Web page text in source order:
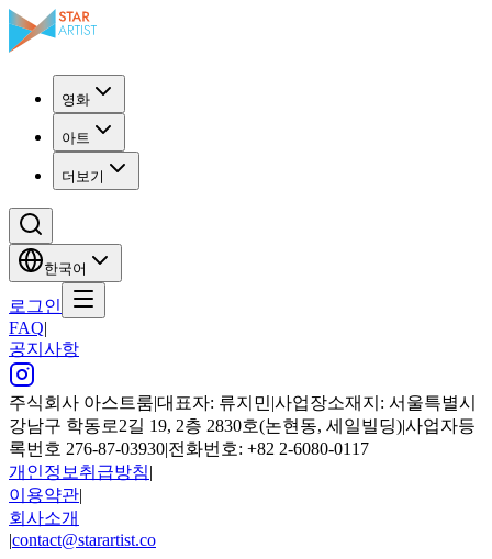
영화
아트
더보기
한국어
로그인
FAQ|
공지사항
주식회사 아스트룸|대표자: 류지민|사업장소재지: 서울특별시
강남구 학동로2길 19, 2층 2830호(논현동, 세일빌딩)|사업자등
록번호 276-87-03930|전화번호: +82 2-6080-0117
개인정보취급방침|
이용약관|
회사소개
|contact@starartist.co